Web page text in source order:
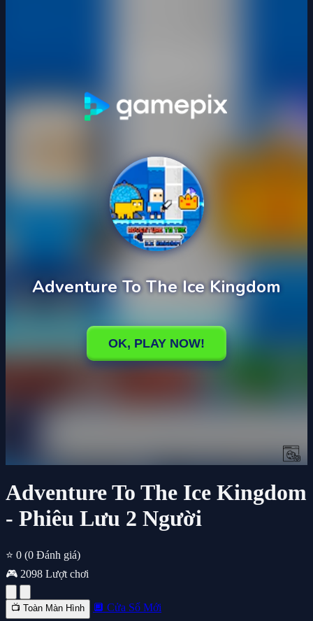
Adventure To The Ice Kingdom
- Phiêu Lưu 2 Người
⭐ 0 (0 Đánh giá)
🎮 2098 Lượt chơi
📺 Toàn Màn Hình 🔲 Cửa Sổ Mới